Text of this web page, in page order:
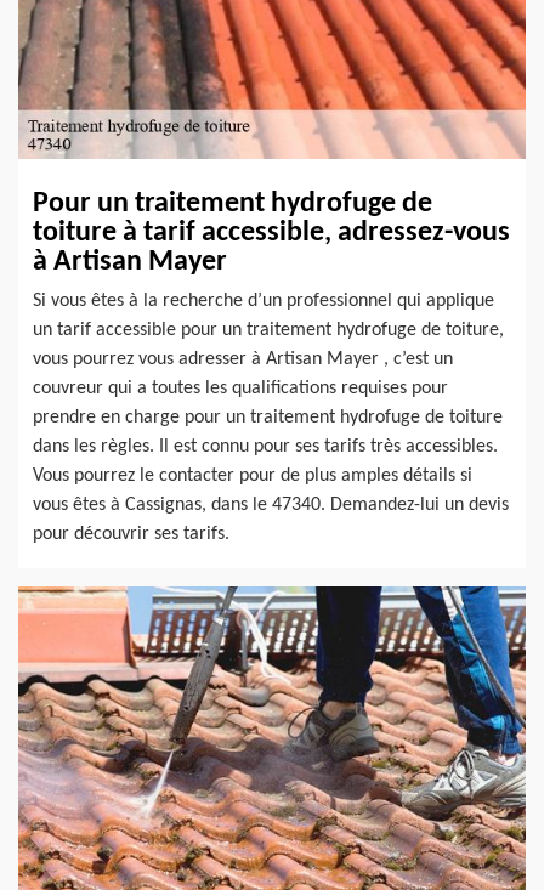
Pour un traitement hydrofuge de
toiture à tarif accessible, adressez-vous
à Artisan Mayer
Si vous êtes à la recherche d’un professionnel qui applique
un tarif accessible pour un traitement hydrofuge de toiture,
vous pourrez vous adresser à Artisan Mayer , c’est un
couvreur qui a toutes les qualifications requises pour
prendre en charge pour un traitement hydrofuge de toiture
dans les règles. Il est connu pour ses tarifs très accessibles.
Vous pourrez le contacter pour de plus amples détails si
vous êtes à Cassignas, dans le 47340. Demandez-lui un devis
pour découvrir ses tarifs.